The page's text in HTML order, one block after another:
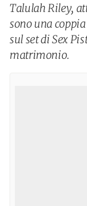
Talulah Riley,
sono una
sul set di Sex
matrimonio.